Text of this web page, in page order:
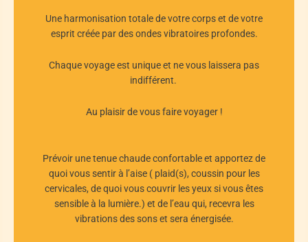
Une harmonisation totale de votre corps et de votre
esprit créée par des ondes vibratoires profondes.
Chaque voyage est unique et ne vous laissera pas
indifférent.
Au plaisir de vous faire voyager !
Prévoir une tenue chaude confortable et apportez de
quoi vous sentir à l’aise ( plaid(s), coussin pour les
cervicales, de quoi vous couvrir les yeux si vous êtes
sensible à la lumière.) et de l’eau qui, recevra les
vibrations des sons et sera énergisée.